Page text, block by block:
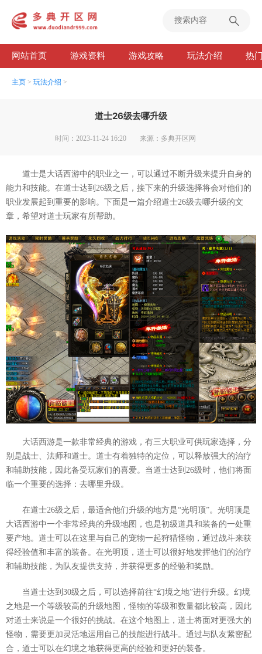
网站首页 游戏资料 游戏攻略 玩法介绍 热
主页 > 玩法介绍 >
道士26级去哪升级
时间：2023-11-24 16:20 来源：多典开区网
道士是大话西游中的职业之一，可以通过不断升级来提升自身的
能力和技能。在道士达到26级之后，接下来的升级选择将会对他们的
职业发展起到重要的影响。下面是一篇介绍道士26级去哪升级的文
章，希望对道士玩家有所帮助。
大话西游是一款非常经典的游戏，有三大职业可供玩家选择，分
别是战士、法师和道士。道士有着独特的定位，可以释放强大的治疗
和辅助技能，因此备受玩家们的喜爱。当道士达到26级时，他们将面
临一个重要的选择：去哪里升级。
在道士26级之后，最适合他们升级的地方是“光明顶”。光明顶是
大话西游中一个非常经典的升级地图，也是初级道具和装备的一处重
要产地。道士可以在这里与自己的宠物一起狩猎怪物，通过战斗来获
得经验值和丰富的装备。在光明顶，道士可以很好地发挥他们的治疗
和辅助技能，为队友提供支持，并获得更多的经验和奖励。
当道士达到30级之后，可以选择前往“幻境之地”进行升级。幻境
之地是一个等级较高的升级地图，怪物的等级和数量都比较高，因此
对道士来说是一个很好的挑战。在这个地图上，道士将面对更强大的
怪物，需要更加灵活地运用自己的技能进行战斗。通过与队友紧密配
合，道士可以在幻境之地获得更高的经验和更好的装备。